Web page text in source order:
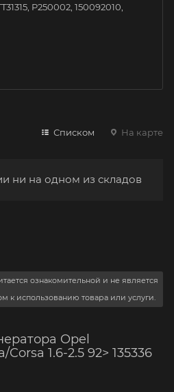
P250002, 150092010,
Списком На карте
ни на одном из складов
ознакомительной и не является
использованию товара или услуги.
Opel
1.6-2.5 92> 135336